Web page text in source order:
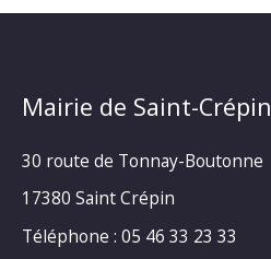
Mairie de Saint-Crépin
30 route de Tonnay-Boutonne
17380 Saint Crépin
Téléphone : 05 46 33 23 33